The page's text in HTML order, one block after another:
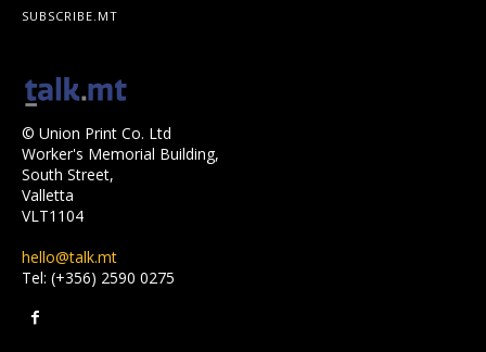
SUBSCRIBE.MT
© Union Print Co. Ltd
Worker's Memorial Building,
South Street,
Valletta
VLT1104
hello@talk.mt
Tel: (+356) 2590 0275